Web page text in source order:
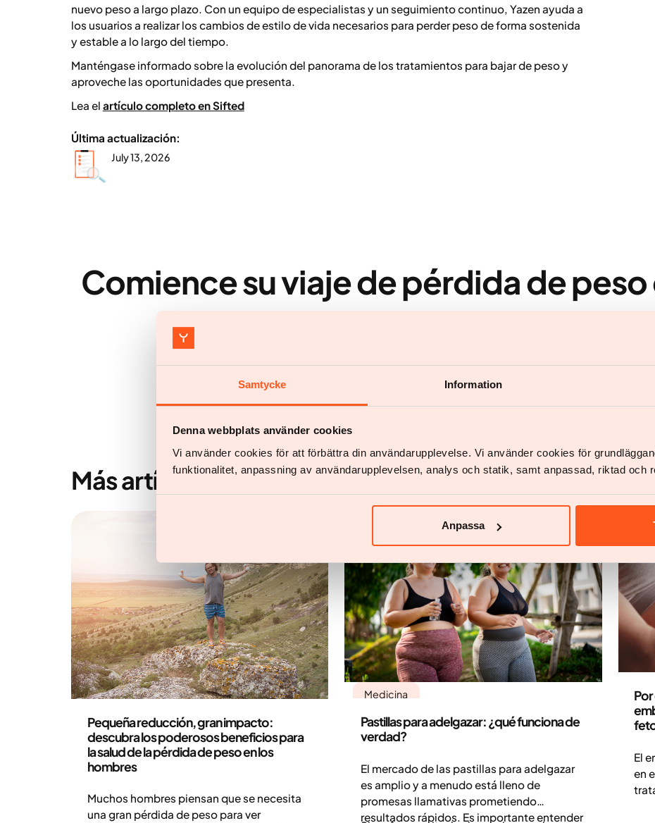
Samtycke Information
Denna webbplats använder cookies
Vi använder cookies för att förbättra din användarupplevelse. Vi använder cookies för
funktionalitet, anpassning av användarupplevelsen, analys och statik, samt anpassad, riktad och
Anpassa
nuevo peso a largo plazo. Con un equipo de especialistas y un seguimiento continuo, Yazen ayuda a
los usuarios a realizar los cambios de estilo de vida necesarios para perder peso de forma sostenida
y estable a lo largo del tiempo.
Manténgase informado sobre la evolución del panorama de los tratamientos para bajar de peso y
aproveche las oportunidades que presenta.
Lea el artículo completo en Sifted
Última actualización:
July 13, 2026
Comience su viaje de pérdida de peso
Empezar
Empezar
Más artículos
Pequeña reducción, gran impacto:
descubra los poderosos beneficios para
la salud de la pérdida de peso en los
hombres
Muchos hombres piensan que se necesita
una gran pérdida de peso para ver
Medicina
Pastillas para adelgazar: ¿qué funciona de
verdad?
El mercado de las pastillas para adelgazar
es amplio y a menudo está lleno de
promesas llamativas prometiendo
resultados rápidos. Es importante entender
El
en